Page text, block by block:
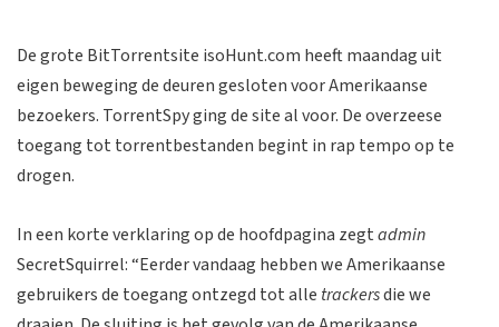
De grote BitTorrentsite isoHunt.com heeft maandag uit
eigen beweging de deuren gesloten voor Amerikaanse
bezoekers. TorrentSpy ging de site al voor. De overzeese
toegang tot torrentbestanden begint in rap tempo op te
drogen.
In een korte verklaring op de hoofdpagina zegtadmin
SecretSquirrel: “Eerder vandaag hebben we Amerikaanse
gebruikers de toegang ontzegd tot alle trackersdie we